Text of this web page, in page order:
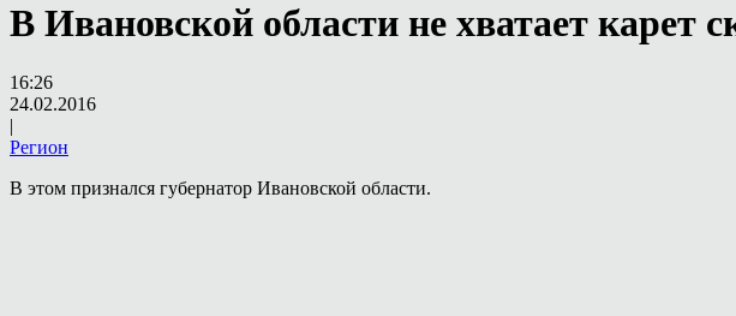
В Ивановской области не хватает карет
16:26
24.02.2016
|
Регион
В этом признался губернатор Ивановской области.